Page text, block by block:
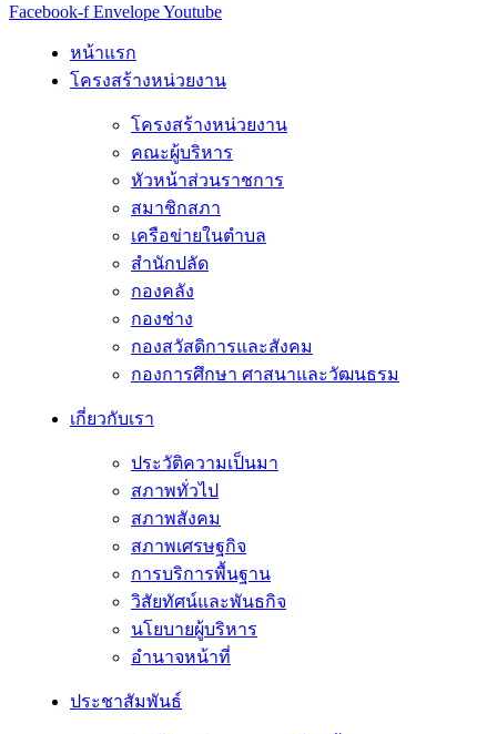
Facebook-f EnvelopeYoutube
หน้าแรก
โครงสร้างหน่วยงาน
โครงสร้างหน่วยงาน
คณะผู้บริหาร
หัวหน้าส่วนราชการ
สมาชิกสภา
เครือข่ายในตำบล
สำนักปลัด
กองคลัง
กองช่าง
กองสวัสดิการและสังคม
กองการศึกษา ศาสนาและวัฒนธรม
เกี่ยวกับเรา
ประวัติความเป็นมา
สภาพทั่วไป
สภาพสังคม
สภาพเศรษฐกิจ
การบริการพื้นฐาน
วิสัยทัศน์และพันธกิจ
นโยบายผู้บริหาร
อํานาจหน้าที่
ประชาสัมพันธ์